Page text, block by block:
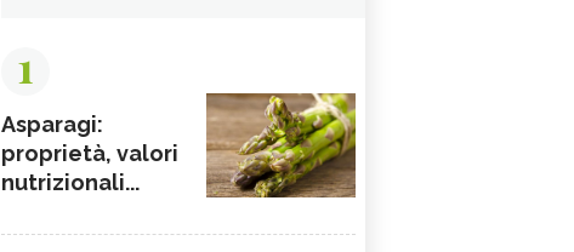
1
Asparagi:
proprietà, valori
nutrizionali...